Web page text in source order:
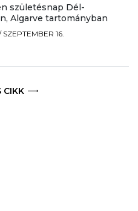
születésnap Dél-
Algarve tartományban
SZEPTEMBER 16.
CIKK